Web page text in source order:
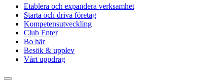
Etablera och expandera verksamhet
Starta och driva företag
Kompetensutveckling
Club Enter
Bo här
Besök & upplev
Vårt uppdrag